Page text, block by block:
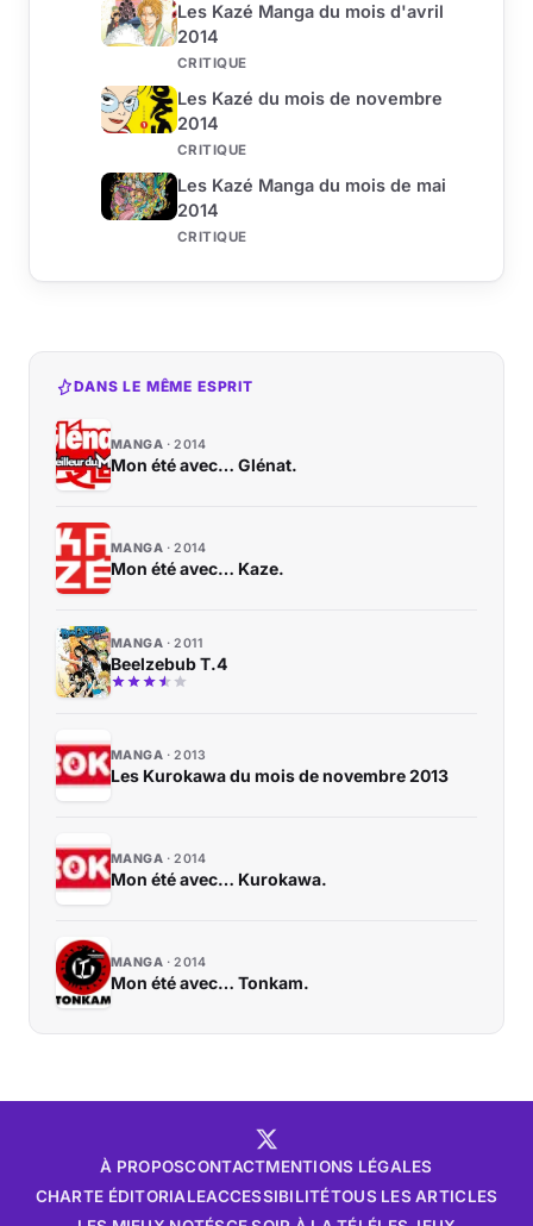
Les Kazé Manga du mois d'avril
2014
CRITIQUE
Les Kazé du mois de novembre
2014
CRITIQUE
Les Kazé Manga du mois de mai
2014
CRITIQUE
DANS LE MÊME ESPRIT
MANGA 2014
Mon été avec… Glénat.
MANGA 2014
Mon été avec… Kaze.
MANGA 2011
Beelzebub T.4
MANGA 2013
Les Kurokawa du mois de novembre 2013
MANGA 2014
Mon été avec… Kurokawa.
MANGA 2014
Mon été avec… Tonkam.
À PROPOSCONTACTMENTIONS LÉGALES
CHARTE ÉDITORIALEACCESSIBILITÉTOUS LES ARTICLES